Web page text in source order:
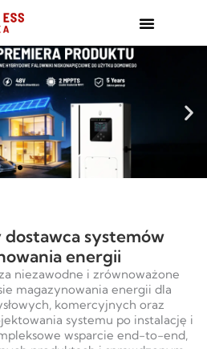
systemów
energii
niezawodne i zrównoważone
magazynowania energii dla
komercyjnych oraz
systemu po instalację i
wsparcie end-to-end,